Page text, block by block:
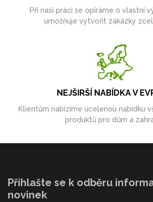
Při naší práci se opíráme o vlastní
umožňuje vytvořit zakázky
NEJŠIRŠÍ NABÍDKA V
Klientům nabízíme ucelenou nabídku
produktů pro dům a
Přihlašte se k odběru
novinek